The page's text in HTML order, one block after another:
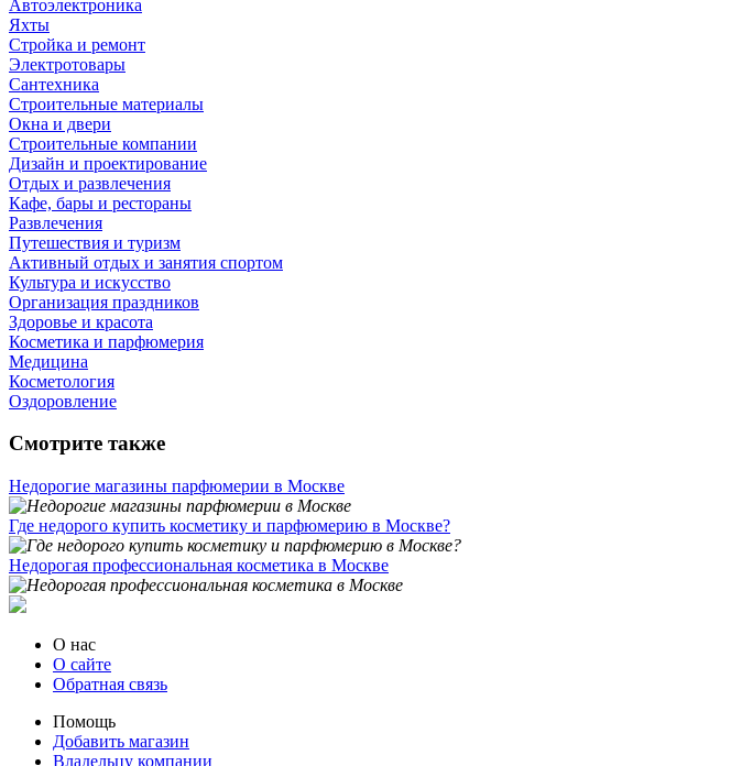
Автоэлектроника
Яхты
Стройка и ремонт
Электротовары
Сантехника
Строительные материалы
Окна и двери
Строительные компании
Дизайн и проектирование
Отдых и развлечения
Кафе, бары и рестораны
Развлечения
Путешествия и туризм
Активный отдых и занятия спортом
Культура и искусство
Организация праздников
Здоровье и красота
Косметика и парфюмерия
Медицина
Косметология
Оздоровление
Смотрите также
Недорогие магазины парфюмерии в Москве
Где недорого купить косметику и парфюмерию в Москве?
Недорогая профессиональная косметика в Москве
О нас
О сайте
Обратная связь
Помощь
Добавить магазин
Владельцу компании